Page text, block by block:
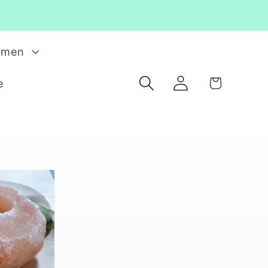
EinloggenWarenkorb